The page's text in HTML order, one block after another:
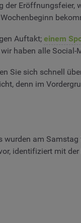
der
Auftakt; einem
haben alle Social-
Sie sich schnell
denn im
wurden am
identifiziert mit